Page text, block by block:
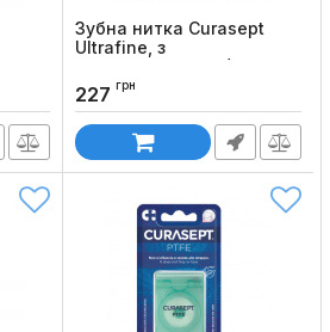
Зубна нитка Curasept
Ultrafine, з
хлоргексидином (50 м)
Код товару:
227 грн